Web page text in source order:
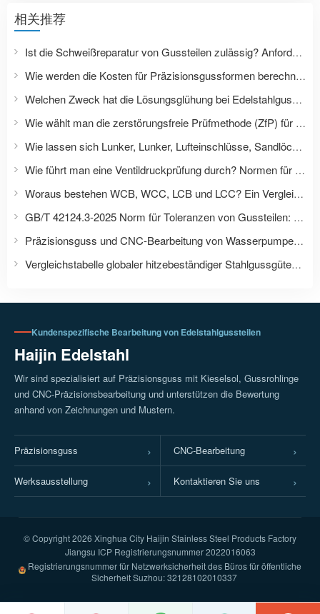
相关推荐
Ist die Schweißreparatur von Gussteilen zulässig? Anforderungen an Reparatur, Wärmebehandlung und Prüfung von Druckgussteilen.
Wie werden die Kosten für Präzisionsgussformen berechnet? Dazu gehören Formenbau, Prototypenbau, Lebensdauer der Form und Kosten der Serienproduktion.
Welchen Zweck hat die Lösungsglühung bei Edelstahlgussteilen? Worin unterscheiden sich die Wärmebehandlungen der Edelstahlsorten 304, 316L und 2205?
Wie wählt man die zerstörungsfreie Prüfmethode (ZfP) für Gussteile aus? PT, MT, UT, RT: Anwendungsbereich und Abnahmekriterien.
Wie lassen sich Lunker, Lunker, Lufteinschlüsse, Sandlöcher und Risse in Gussteilen unterscheiden?
Wie führt man eine Ventildruckprüfung durch? Normen für den Wasserdruck im Gehäuse, luftdichte Dichtungen und Leckagen.
Woraus bestehen WCB, WCC, LCB und LCC? Ein Vergleich der Gussstahl-Güteklassen nach ASTM, GB, EN und JIS.
GB/T 42124.3-2025 Norm für Toleranzen von Gussteilen: Ersetzt GB/T 6414-2017
Präzisionsguss und CNC-Bearbeitung von Wasserpumpenlaufrädern: Wie lassen sich Wellenlochgenauigkeit, Strömungskanal und dynamische Auswuchtung kontrollieren?
Vergleichstabelle globaler hitzebeständiger Stahlgussgüten: HK40, HP40, ASTM, ISO, EN, JIS, GB-Normen
Kundenspezifische Bearbeitung von Edelstahlgussteilen
Haijin Edelstahl
Wir sind spezialisiert auf Präzisionsguss mit Kieselsol, Gussrohlinge
und CNC-Präzisionsbearbeitung und unterstützen die Bewertung
anhand von Zeichnungen und Mustern.
Präzisionsguss CNC-Bearbeitung
Werksausstellung Kontaktieren Sie uns
© Copyright2026 Xinghua City Haijin Stainless Steel Products Factory
Jiangsu ICP Registrierungsnummer 2022016063
Registrierungsnummer für Netzwerksicherheit des Büros für öffentliche
Sicherheit Suzhou: 32128102010337